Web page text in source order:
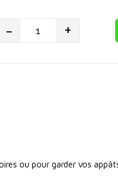
- +
ou pour garder vos